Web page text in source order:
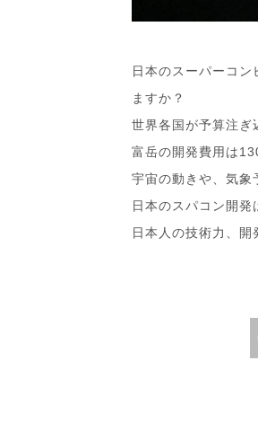
日本のスーパーコ
ますか？
世界各国が予算注ぎ
富岳の開発費用は
宇宙の動きや、気象
日本のスパコン開発
日本人の技術力、開